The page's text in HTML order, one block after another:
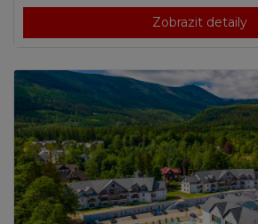
Zobrazit detaily